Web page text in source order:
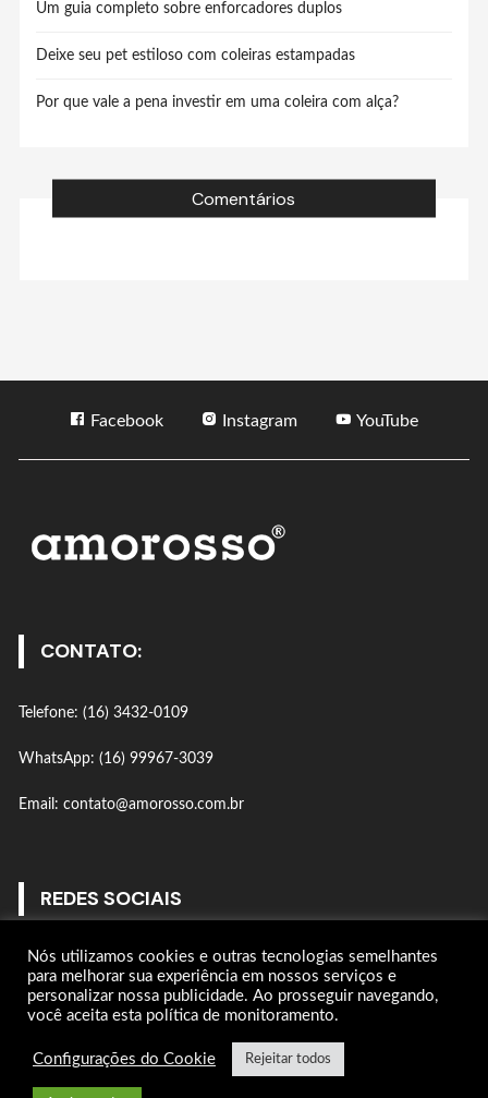
Um guia completo sobre enforcadores duplos
Deixe seu pet estiloso com coleiras estampadas
Por que vale a pena investir em uma coleira com alça?
Comentários
Facebook Instagram YouTube
CONTATO:
Telefone: (16) 3432-0109
WhatsApp: (16) 99967-3039
Email: contato@amorosso.com.br
REDES SOCIAIS
Nós utilizamos cookies e outras tecnologias semelhantes
para melhorar sua experiência em nossos serviços e
personalizar nossa publicidade. Ao prosseguir navegando,
você aceita esta política de monitoramento.
Configurações do Cookie Rejeitar todos